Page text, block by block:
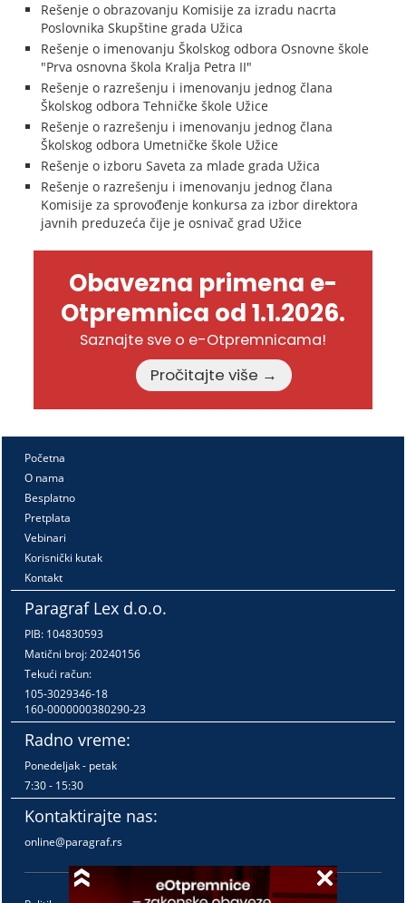
Rešenje o obrazovanju Komisije za izradu nacrta
Poslovnika Skupštine grada Užica
Rešenje o imenovanju Školskog odbora Osnovne škole
"Prva osnovna škola Kralja Petra ΙΙ"
Rešenje o razrešenju i imenovanju jednog člana
Školskog odbora Tehničke škole Užice
Rešenje o razrešenju i imenovanju jednog člana
Školskog odbora Umetničke škole Užice
Rešenje o izboru Saveta za mlade grada Užica
Rešenje o razrešenju i imenovanju jednog člana
Komisije za sprovođenje konkursa za izbor direktora
javnih preduzeća čije je osnivač grad Užice
Obavezna primena e-
Otpremnica od 1.1.2026.
Saznajte sve o e-Otpremnicama!
Pročitajte više →
Početna
O nama
Besplatno
Pretplata
Vebinari
Korisnički kutak
Kontakt
Paragraf Lex d.o.o.
PIB: 104830593
Matični broj: 20240156
Tekući račun:
105-3029346-18
160-0000000380290-23
Radno vreme:
Ponedeljak - petak
7:30 - 15:30
Kontaktirajte nas:
online@paragraf.rs